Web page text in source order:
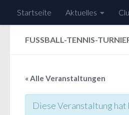
Zum Inhalt springen
Startseite Aktuelles
FUSSBALL-TENNIS-TURNIER
« Alle Veranstaltungen
Diese Veranstaltung